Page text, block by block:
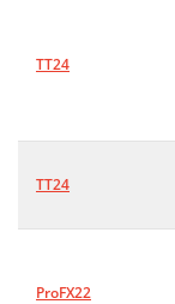
TT24
TT24
ProFX22